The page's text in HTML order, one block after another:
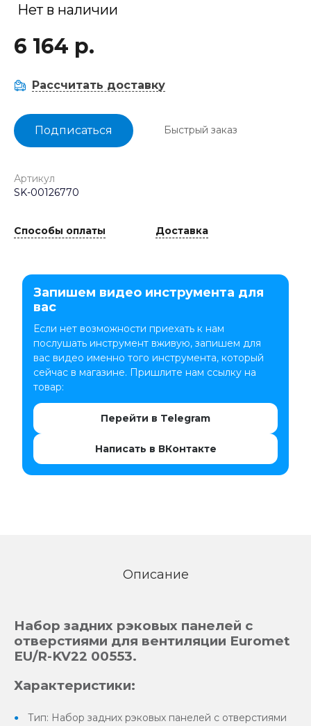
Нет в наличии
6 164 р.
Рассчитать доставку
ПОДПИСАТЬСЯ Быстрый заказ
Артикул
SK-00126770
Способы оплаты Доставка
Запишем видео инструмента для
вас
Если нет возможности приехать к нам
послушать инструмент вживую, запишем для
вас видео именно того инструмента, который
сейчас в магазине. Пришлите нам ссылку на
товар:
Перейти в Telegram
Написать в ВКонтакте
Описание
Набор задних рэковых панелей с
отверстиями для вентиляции Euromet
EU/R-KV22 00553.
Характеристики:
Тип: Набор задних рэковых панелей с отверстиями
Мы используем cookie-файлы. Это даёт нам
пользователем. Продолжая просмотр сайта, Вы
файлов и других данных.